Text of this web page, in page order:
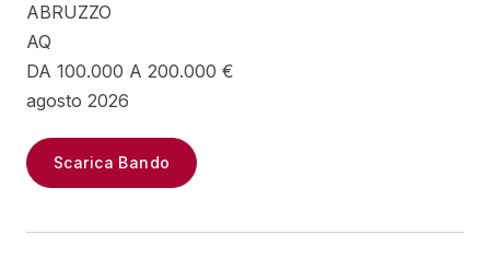
ABRUZZO
AQ
DA 100.000 A 200.000 €
agosto 2026
Scarica Bando